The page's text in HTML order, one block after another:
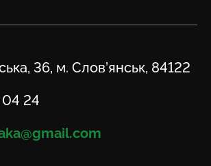
36, м. Слов’янськ, 84122
24